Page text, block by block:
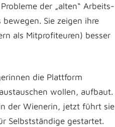
der „alten“ Arbeits-
Sie zeigen ihre
als Mitprofiteuren) besser
die Plattform
wollen, aufbaut.
der Wienerin, jetzt führt sie
Selbstständige gestartet.